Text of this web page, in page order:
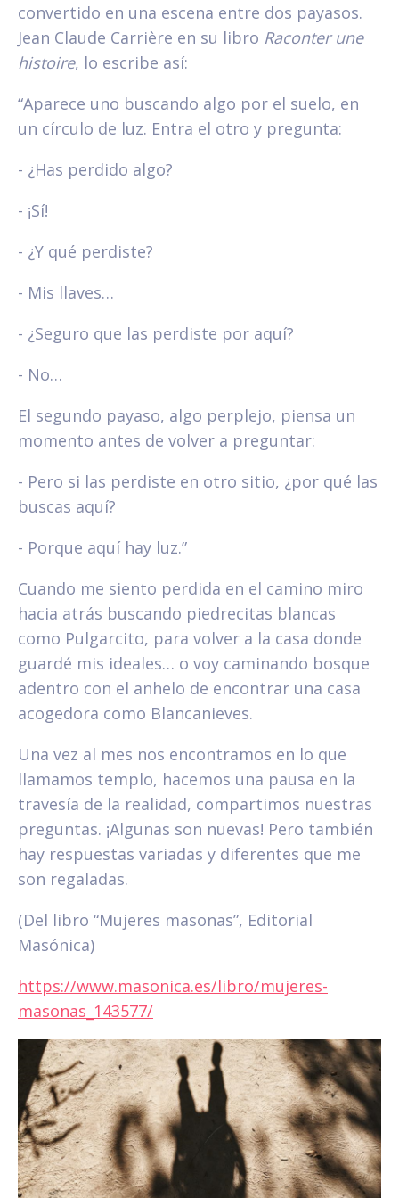
convertido en una escena entre dos payasos.
Jean Claude Carrière en su libro Raconter une
histoire, lo escribe así:
“Aparece uno buscando algo por el suelo, en
un círculo de luz. Entra el otro y pregunta:
- ¿Has perdido algo?
- ¡Sí!
- ¿Y qué perdiste?
- Mis llaves…
- ¿Seguro que las perdiste por aquí?
- No…
El segundo payaso, algo perplejo, piensa un
momento antes de volver a preguntar:
- Pero si las perdiste en otro sitio, ¿por qué las
buscas aquí?
- Porque aquí hay luz.”
Cuando me siento perdida en el camino miro
hacia atrás buscando piedrecitas blancas
como Pulgarcito, para volver a la casa donde
guardé mis ideales… o voy caminando bosque
adentro con el anhelo de encontrar una casa
acogedora como Blancanieves.
Una vez al mes nos encontramos en lo que
llamamos templo, hacemos una pausa en la
travesía de la realidad, compartimos nuestras
preguntas. ¡Algunas son nuevas! Pero también
hay respuestas variadas y diferentes que me
son regaladas.
(Del libro “Mujeres masonas”, Editorial
Masónica)
https://www.masonica.es/libro/mujeres-
masonas_143577/